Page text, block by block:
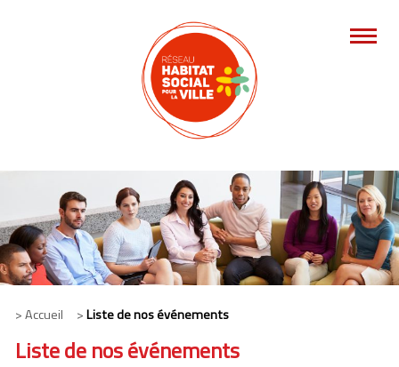
> Accueil >Liste de nos événements
Liste de nos événements